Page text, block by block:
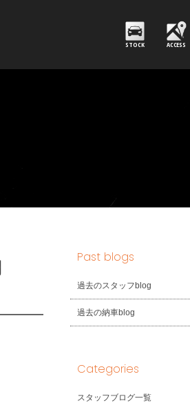
STOCK ACCESS
Past blogs
過去のスタッフblog
過去の納車blog
Categories
スタッフブログ一覧